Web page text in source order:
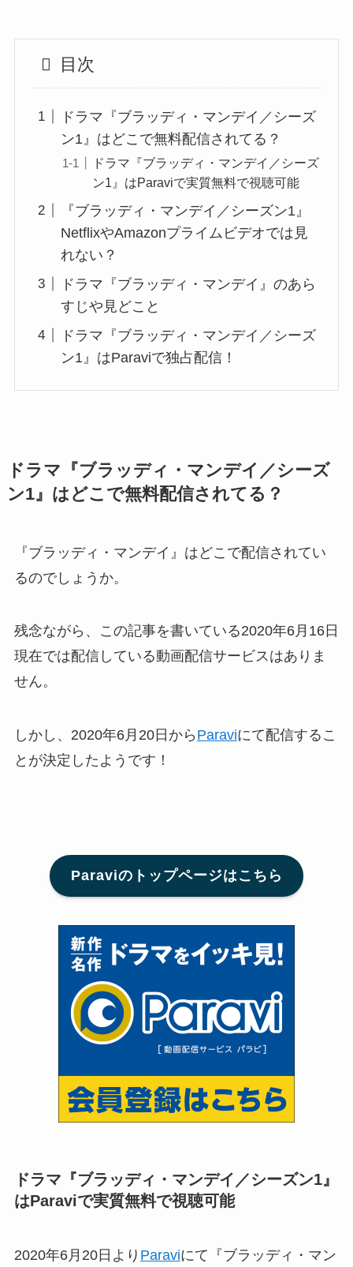
目次
ドラマ『ブラッディ・マンデイ／シーズ
ン1』はどこで無料配信されてる？
ドラマ『ブラッディ・マンデイ／シーズ
ン1』はParaviで実質無料で視聴可能
『ブラッディ・マンデイ／シーズン1』
NetflixやAmazonプライムビデオでは見
れない？
ドラマ『ブラッディ・マンデイ』のあら
すじや見どこと
ドラマ『ブラッディ・マンデイ／シーズ
ン1』はParaviで独占配信！
ドラマ『ブラッディ・マンデイ／シーズ
ン1』はどこで無料配信されてる？
『ブラッディ・マンデイ』はどこで配信されてい
るのでしょうか。
残念ながら、この記事を書いている2020年6月16日
現在では配信している動画配信サービスはありま
せん。
しかし、2020年6月20日から Paraviにて配信するこ
とが決定したようです！
Paraviのトップページはこちら
ドラマ『ブラッディ・マンデイ／シーズン1』
はParaviで実質無料で視聴可能
2020年6月20日より Paraviにて『ブラッディ・マン